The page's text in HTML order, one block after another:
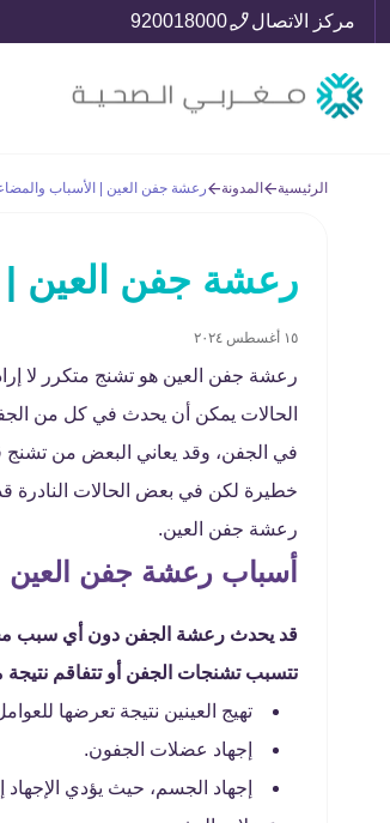
مركز الاتصال 920018000
الرئيسية المدونة رعشة جفن العين | الأسباب
رعشة جفن العين |
١٥ أغسطس ٢٠٢٤
رعشة جفن العين هو تشنج متكرر لا
الحالات يمكن أن يحدث في كل من
في الجفن، وقد يعاني البعض من تشنج
خطيرة لكن في بعض الحالات النادرة
رعشة جفن العين.
أسباب رعشة جفن العين
قد يحدث رعشة الجفن دون أي سبب
تتسبب تشنجات الجفن أو تتفاقم
تهيج العينين نتيجة تعرضها
إجهاد عضلات الجفون.
إجهاد الجسم، حيث يؤدي